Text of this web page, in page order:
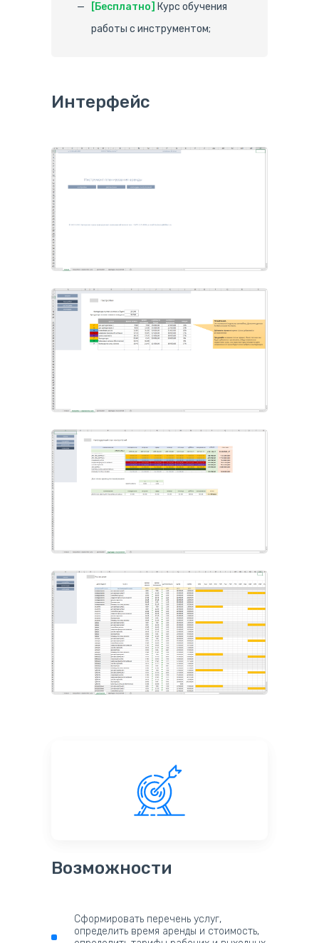
[Бесплатно] Курс обучения
работы с инструментом;
Интерфейс
Возможности
Сформировать перечень услуг,
определить время аренды и стоимость,